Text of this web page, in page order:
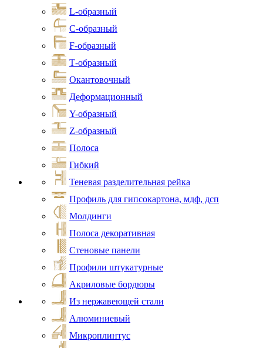
L-образный
С-образный
F-образный
Т-образный
Окантовочный
Деформационный
Y-образный
Z-образный
Полоса
Гибкий
Теневая разделительная рейка
Профиль для гипсокартона, мдф, дсп
Молдинги
Полоса декоративная
Стеновые панели
Профили штукатурные
Акриловые бордюры
Из нержавеющей стали
Алюминиевый
Микроплинтус